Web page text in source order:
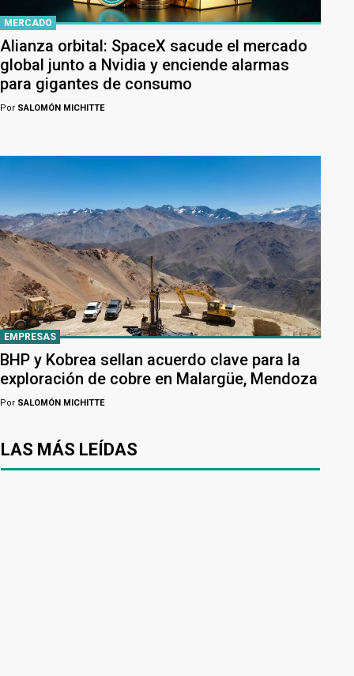
MERCADO
Alianza orbital: SpaceX sacude el mercado
global junto a Nvidia y enciende alarmas
para gigantes de consumo
Por SALOMÓN MICHITTE
EMPRESAS
BHP y Kobrea sellan acuerdo clave para la
exploración de cobre en Malargüe, Mendoza
Por SALOMÓN MICHITTE
LAS MÁS LEÍDAS